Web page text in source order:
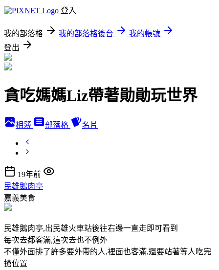
登入
我的部落格 我的部落格後台
我的帳號
登出
貪吃媽媽Liz帶著勛勛玩世界
相簿 部落格 名片
19年前
民雄鵝肉亭
嘉義美食
民雄鵝肉亭,出民雄火車站後往右邊一直走即可看到
每次去都客滿,這次去也不例外
不僅外面排了許多要外帶的人,裡面也客滿,還要站著等人吃完
搶位置